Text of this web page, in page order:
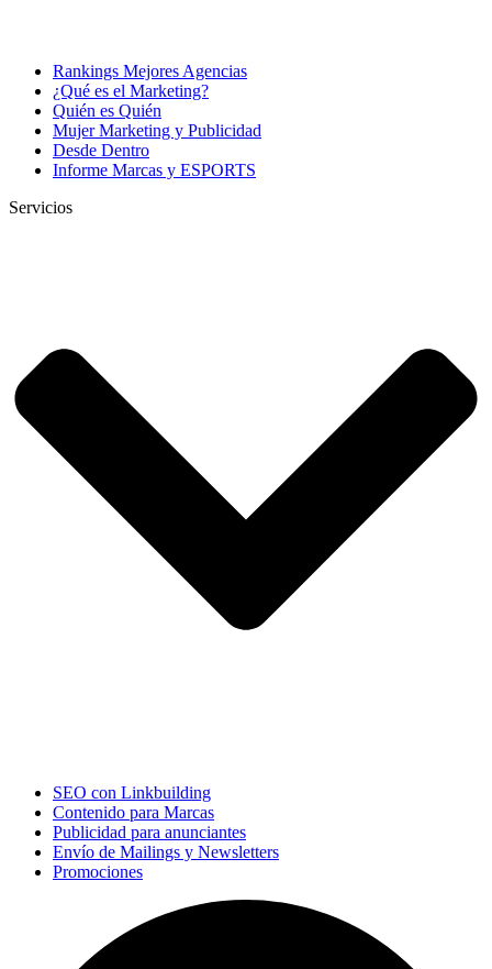
Rankings Mejores Agencias
¿Qué es el Marketing?
Quién es Quién
Mujer Marketing y Publicidad
Desde Dentro
Informe Marcas y ESPORTS
Servicios
SEO con Linkbuilding
Contenido para Marcas
Publicidad para anunciantes
Envío de Mailings y Newsletters
Promociones